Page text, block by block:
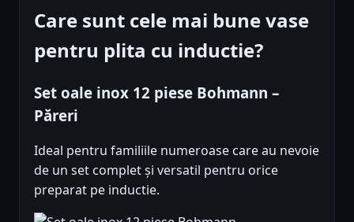
Care sunt cele mai bune vase
pentru plita cu inductie?
Set oale inox 12 piese Bohmann –
Păreri
Ideal pentru familiile numeroase care au nevoie
de un set complet și versatil pentru orice
preparat pe inductie.